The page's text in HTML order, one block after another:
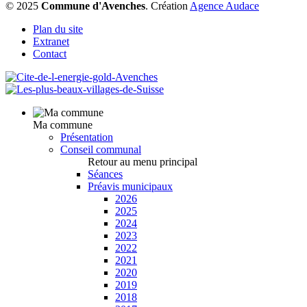
© 2025 Commune d'Avenches. Création Agence Audace
Plan du site
Extranet
Contact
Ma commune
Présentation
Conseil communal
Retour au menu principal
Séances
Préavis municipaux
2026
2025
2024
2023
2022
2021
2020
2019
2018